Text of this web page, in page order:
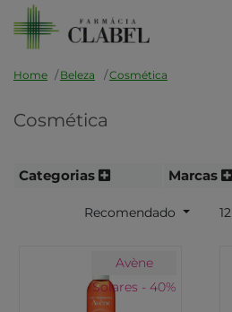
Home Beleza Cosmética
Cosmética
Categorias Marcas
Recomendado
Avène
Solares - 40%